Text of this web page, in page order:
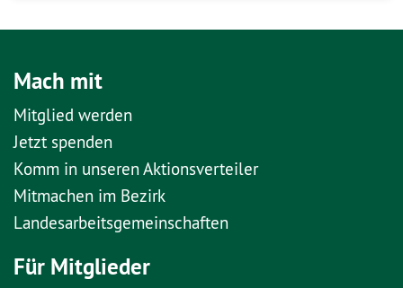
Mach mit
Mitglied werden
Jetzt spenden
Komm in unseren Aktionsverteiler
Mitmachen im Bezirk
Landesarbeitsgemeinschaften
Für Mitglieder